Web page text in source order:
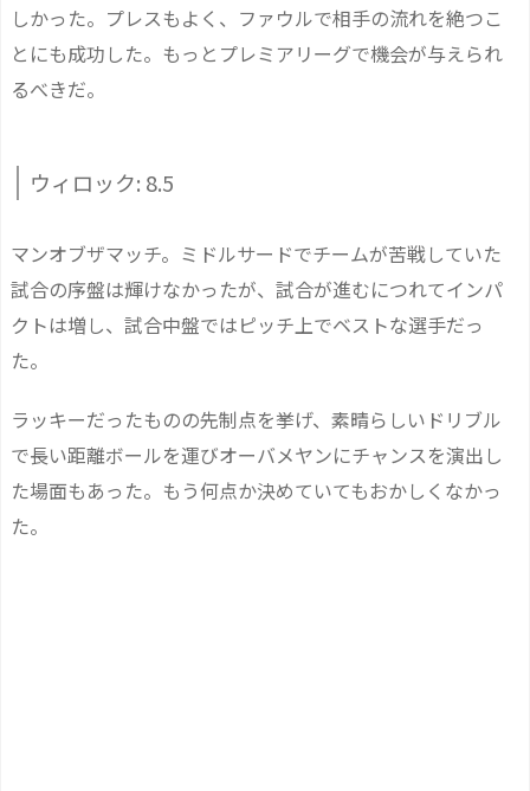
しかった。プレスもよく、ファウルで相手の流れを絶つこ
とにも成功した。もっとプレミアリーグで機会が与えられ
るべきだ。
ウィロック: 8.5
マンオブザマッチ。ミドルサードでチームが苦戦していた
試合の序盤は輝けなかったが、試合が進むにつれてインパ
クトは増し、試合中盤ではピッチ上でベストな選手だっ
た。
ラッキーだったものの先制点を挙げ、素晴らしいドリブル
で長い距離ボールを運びオーバメヤンにチャンスを演出し
た場面もあった。もう何点か決めていてもおかしくなかっ
た。